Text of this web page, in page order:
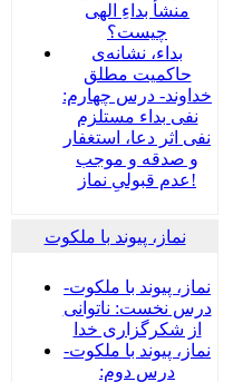
منشأ بداءِ الهی
چیست؟
بداء، نشانه‌ی
حاکمیت مطلق
خداوند- درس چهارم:
نفی بداء مستلزم
نفی اثر دعا، استغفار
و صدقه و موجب
عدم قبولیِ نماز!
نماز، پیوند با ملکوت
نماز، پیوند با ملکوت-
درس نخست: ناتوانی
از شکرگزاری خدا
نماز، پیوند با ملکوت-
درس دوم: